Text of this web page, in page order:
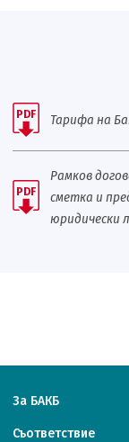
PDF Тарифа на
PDF
Рамков
сметка и
юридически
За БАКБ
Съответствие